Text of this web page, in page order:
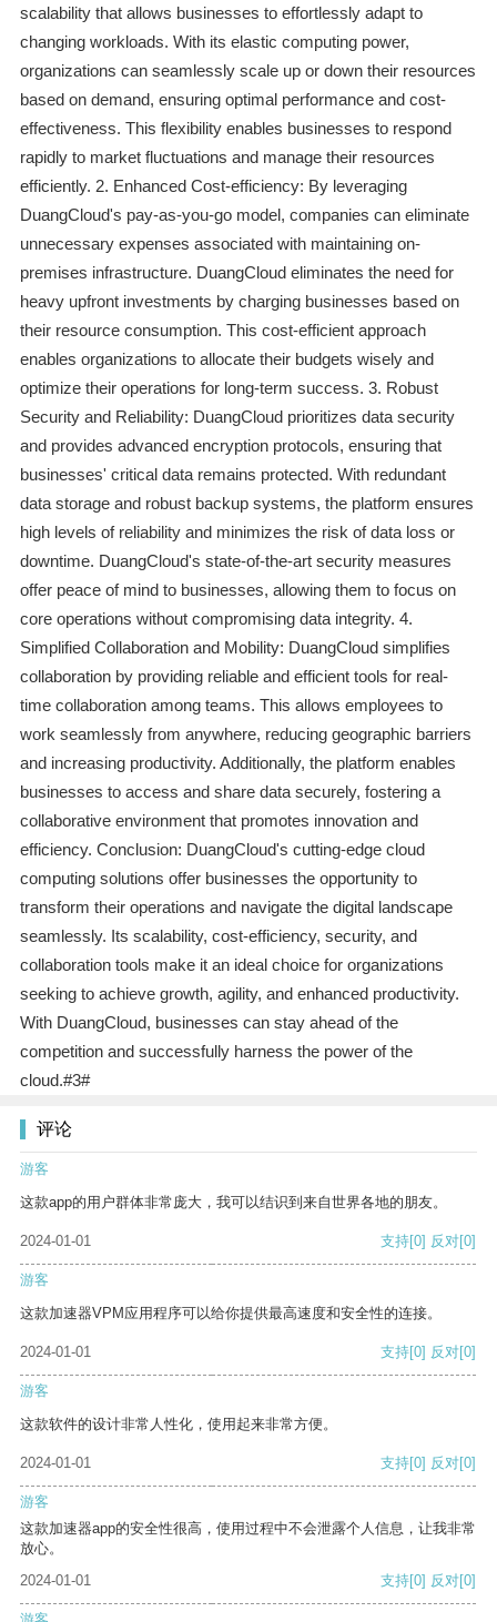
scalability that allows businesses to effortlessly adapt to
changing workloads. With its elastic computing power,
organizations can seamlessly scale up or down their resources
based on demand, ensuring optimal performance and cost-
effectiveness. This flexibility enables businesses to respond
rapidly to market fluctuations and manage their resources
efficiently. 2. Enhanced Cost-efficiency: By leveraging
DuangCloud's pay-as-you-go model, companies can eliminate
unnecessary expenses associated with maintaining on-
premises infrastructure. DuangCloud eliminates the need for
heavy upfront investments by charging businesses based on
their resource consumption. This cost-efficient approach
enables organizations to allocate their budgets wisely and
optimize their operations for long-term success. 3. Robust
Security and Reliability: DuangCloud prioritizes data security
and provides advanced encryption protocols, ensuring that
businesses' critical data remains protected. With redundant
data storage and robust backup systems, the platform ensures
high levels of reliability and minimizes the risk of data loss or
downtime. DuangCloud's state-of-the-art security measures
offer peace of mind to businesses, allowing them to focus on
core operations without compromising data integrity. 4.
Simplified Collaboration and Mobility: DuangCloud simplifies
collaboration by providing reliable and efficient tools for real-
time collaboration among teams. This allows employees to
work seamlessly from anywhere, reducing geographic barriers
and increasing productivity. Additionally, the platform enables
businesses to access and share data securely, fostering a
collaborative environment that promotes innovation and
efficiency. Conclusion: DuangCloud's cutting-edge cloud
computing solutions offer businesses the opportunity to
transform their operations and navigate the digital landscape
seamlessly. Its scalability, cost-efficiency, security, and
collaboration tools make it an ideal choice for organizations
seeking to achieve growth, agility, and enhanced productivity.
With DuangCloud, businesses can stay ahead of the
competition and successfully harness the power of the
cloud.#3#
评论
游客
这款app的用户群体非常庞大，我可以结识到来自世界各地的朋友。
2024-01-01 支持[0] 反对[0]
游客
这款加速器VPM应用程序可以给你提供最高速度和安全性的连接。
2024-01-01 支持[0] 反对[0]
游客
这款软件的设计非常人性化，使用起来非常方便。
2024-01-01 支持[0] 反对[0]
游客
这款加速器app的安全性很高，使用过程中不会泄露个人信息，让我非常
放心。
2024-01-01
支持[0] 反对[0]